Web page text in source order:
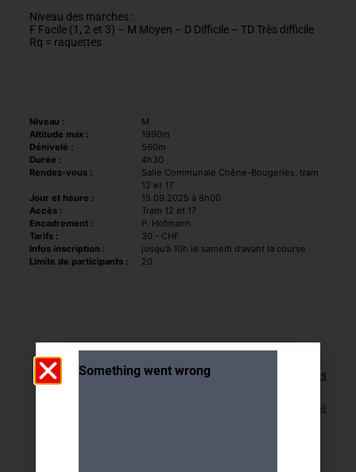
Niveau des marches :
F Facile (1, 2 et 3) – M Moyen – D Difficile – TD Très difficile
Rq = raquettes
Niveau :
M
Altitude max :
1990m
Dénivelé :
560m
Durée :
4h30
Rendez-vous :
Salle Communale Chêne-Bougeries, tram
12 et 17
Jour et heure :
15.09.2025 à 8h00
Accès :
Tram 12 et 17
Encadrement :
P. Hofmann
Tarifs :
30.- CHF
Infos inscription :
jusqu’à 10h le samedi d'avant la course
Limite de participants :
20
Retour aux activités
Lien pour cette activité